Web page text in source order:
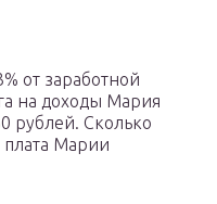
от заработной
на доходы Мария
рублей. Сколько
плата Марии